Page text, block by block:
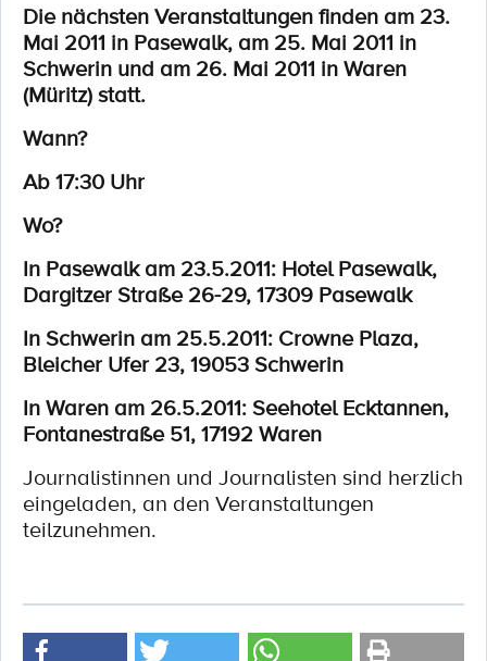
Die nächsten Veranstaltungen finden am 23.
Mai 2011 in Pasewalk, am 25. Mai 2011 in
Schwerin und am 26. Mai 2011 in Waren
(Müritz) statt.
Wann?
Ab 17:30 Uhr
Wo?
In Pasewalk am 23.5.2011: Hotel Pasewalk,
Dargitzer Straße 26-29, 17309 Pasewalk
In Schwerin am 25.5.2011: Crowne Plaza,
Bleicher Ufer 23, 19053 Schwerin
In Waren am 26.5.2011: Seehotel Ecktannen,
Fontanestraße 51, 17192 Waren
Journalistinnen und Journalisten sind herzlich
eingeladen, an den Veranstaltungen
teilzunehmen.